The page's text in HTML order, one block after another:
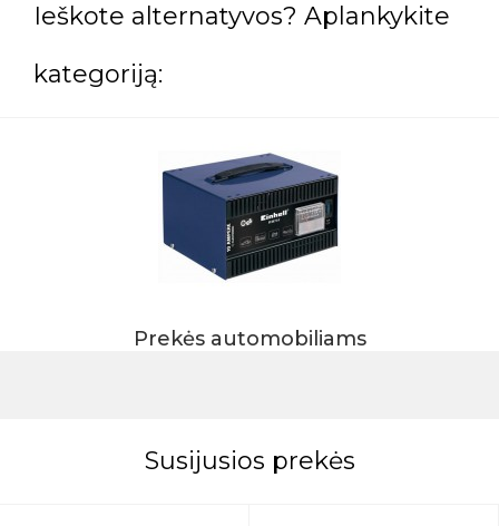
Ieškote alternatyvos? Aplankykite
kategoriją:
Prekės automobiliams
Susijusios prekės